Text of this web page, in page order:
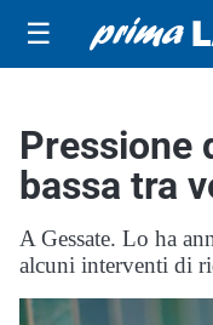
☰
Pressione
bassa tra
A Gessate. Lo ha
alcuni interventi di